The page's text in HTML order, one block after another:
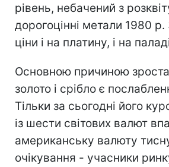
рівень, небачений з
дорогоцінні метали 1980
ціни і на платину, і на
Основною причиною
золото і срібло є
Тільки за сьогодні його
із шести світових валют
американську валюту
очікування - учасники